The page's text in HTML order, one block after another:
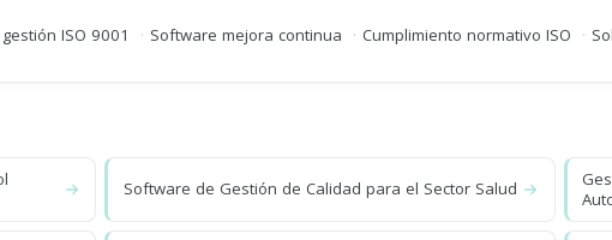
ISO 9001 · Software mejora continua · Cumplimiento normativo ISO ·
Software de Gestión de Calidad para el Sector Salud